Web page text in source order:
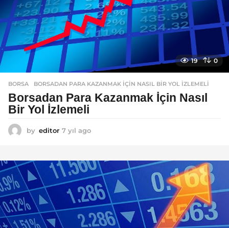
19 0
BORSA BORSADAN PARA KAZANMAK İÇIN NASIL BIR YOL İZLEMELI
Borsadan Para Kazanmak İçin Nasıl
Bir Yol İzlemeli
by editor 7 yıl ago
l
a
g
o